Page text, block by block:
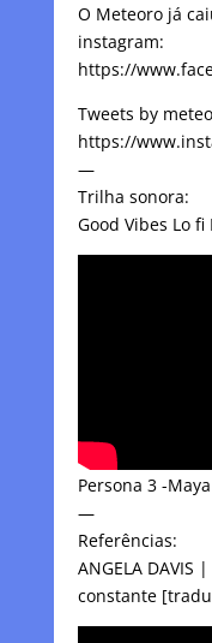
O Meteoro já
instagram:
https://
Tweets by
https://
—
Trilha sonora:
Good Vibes Lo fi
Persona 3 -Maya
—
Referências:
ANGELA
constante